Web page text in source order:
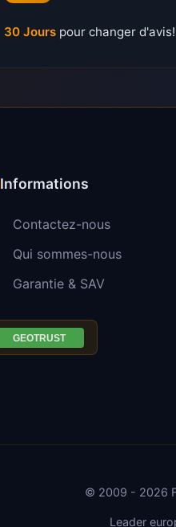
30 Jours pour changer d'avis!
Informations
Contactez-nous
Qui sommes-nous
Garantie & SAV
© 2009 - 2026
Leader